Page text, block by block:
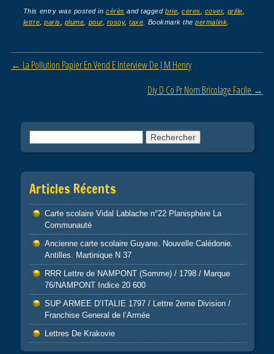
c
e
b
o
tt
er
ail
ta
g
er
This entry was posted incérès and tagged brie ,ceres cover, grille
lettre ,paris plume pour, rosoy,taxe . Bookmark thepermalink
Post navigation
← La Pollution Papier En Vend E Interview De J M Henry
Diy D Co Pr Nom Bricolage Facile →
Articles Récents
Carte scolaire Vidal Lablache n°22 Planisphère La
Communauté
Ancienne carte scolaire Guyane. Nouvelle Calédonie.
Antilles. Martinique N 37
RRR Lettre de NAMPONT (Somme) / 1798 / Marque
76/NAMPONT Indice 20 600
SUP ARMEE D’ITALIE 1797 / Lettre 2eme Division /
Franchise General de l’Armée
Lettres De Krakovie